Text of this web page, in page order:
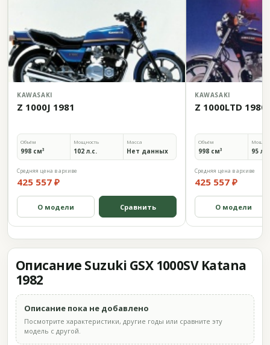
KAWASAKI
Z 1000J 1981
Объём
998 см³
Мощность
102 л.с.
Масса
Нет данных
Средняя цена в архиве
425 557 ₽
О модели Сравнить
KAWASAKI
Z 1000LTD 1980
Объём
998 см³ 95
Средняя цена в архиве
425 557 ₽
О модели
Описание Suzuki GSX 1000SV Katana
1982
Описание пока не добавлено
Посмотрите характеристики, другие годы или сравните эту
модель с другой.